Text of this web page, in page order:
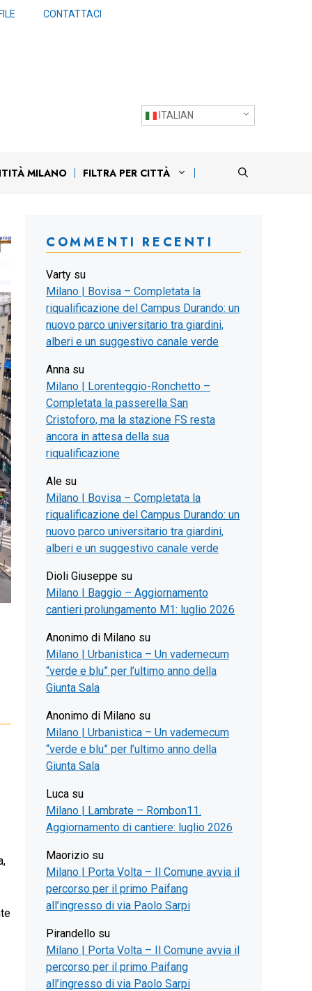
CONTATTACI
ITALIAN
MILANO FILTRA PER CITTÀ
COMMENTI RECENTI
Varty su
Milano | Bovisa – Completata la
riqualificazione del Campus Durando: un
nuovo parco universitario tra giardini,
alberi e un suggestivo canale verde
Anna su
Milano | Lorenteggio-Ronchetto –
Completata la passerella San
Cristoforo, ma la stazione FS resta
ancora in attesa della sua
riqualificazione
Ale su
Milano | Bovisa – Completata la
riqualificazione del Campus Durando: un
nuovo parco universitario tra giardini,
alberi e un suggestivo canale verde
Dioli Giuseppe su
Milano | Baggio – Aggiornamento
cantieri prolungamento M1: luglio 2026
Anonimo di Milano su
Milano | Urbanistica – Un vademecum
“verde e blu” per l’ultimo anno della
Giunta Sala
Anonimo di Milano su
Milano | Urbanistica – Un vademecum
“verde e blu” per l’ultimo anno della
Giunta Sala
Luca su
Milano | Lambrate – Rombon11.
Aggiornamento di cantiere: luglio 2026
Maorizio su
Milano | Porta Volta – Il Comune avvia il
percorso per il primo Paifang
all’ingresso di via Paolo Sarpi
Pirandello su
Milano | Porta Volta – Il Comune avvia il
percorso per il primo Paifang
all’ingresso di via Paolo Sarpi